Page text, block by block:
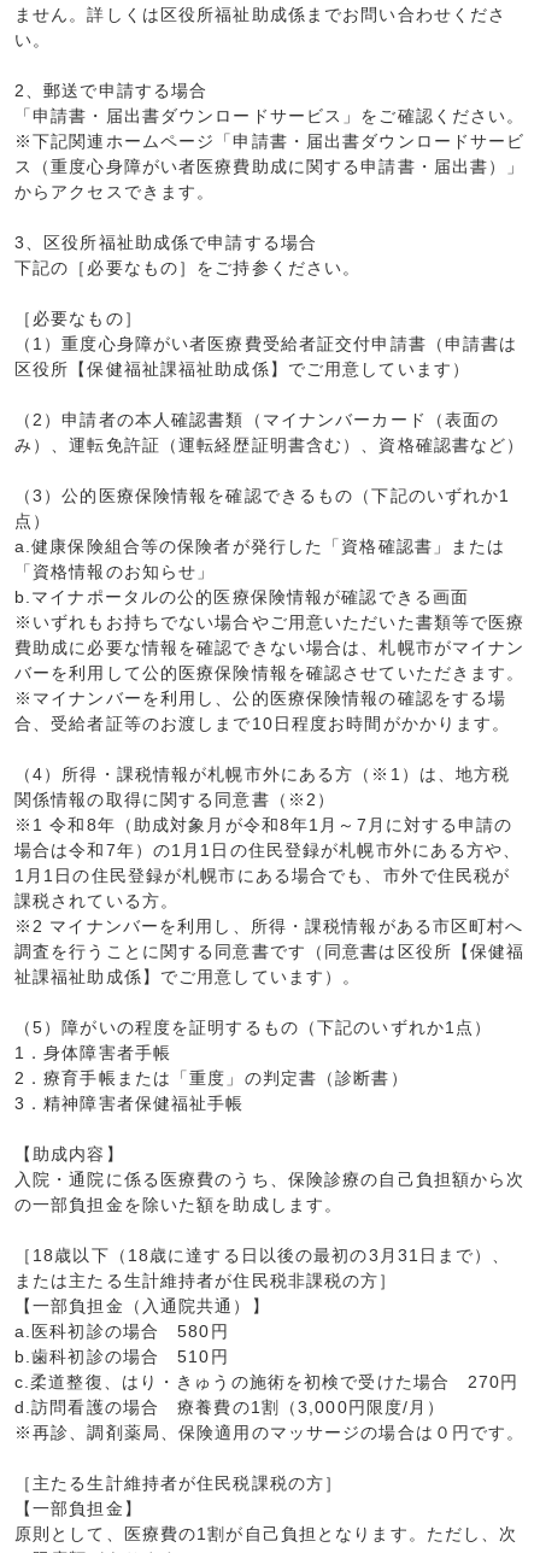
ません。詳しくは区役所福祉助成係までお問い合わせくださ
い。
2、郵送で申請する場合
「申請書・届出書ダウンロードサービス」をご確認ください。
※下記関連ホームページ「申請書・届出書ダウンロードサービ
ス（重度心身障がい者医療費助成に関する申請書・届出書）」
からアクセスできます。
3、区役所福祉助成係で申請する場合
下記の［必要なもの］をご持参ください。
［必要なもの］
（1）重度心身障がい者医療費受給者証交付申請書（申請書は
区役所【保健福祉課福祉助成係】でご用意しています）
（2）申請者の本人確認書類（マイナンバーカード（表面の
み）、運転免許証（運転経歴証明書含む）、資格確認書など）
（3）公的医療保険情報を確認できるもの（下記のいずれか1
点）
a.健康保険組合等の保険者が発行した「資格確認書」または
「資格情報のお知らせ」
b.マイナポータルの公的医療保険情報が確認できる画面
※いずれもお持ちでない場合やご用意いただいた書類等で医療
費助成に必要な情報を確認できない場合は、札幌市がマイナン
バーを利用して公的医療保険情報を確認させていただきます。
※マイナンバーを利用し、公的医療保険情報の確認をする場
合、受給者証等のお渡しまで10日程度お時間がかかります。
（4）所得・課税情報が札幌市外にある方（※1）は、地方税
関係情報の取得に関する同意書（※2）
※1 令和8年（助成対象月が令和8年1月～7月に対する申請の
場合は令和7年）の1月1日の住民登録が札幌市外にある方や、
1月1日の住民登録が札幌市にある場合でも、市外で住民税が
課税されている方。
※2 マイナンバーを利用し、所得・課税情報がある市区町村へ
調査を行うことに関する同意書です（同意書は区役所【保健福
祉課福祉助成係】でご用意しています）。
（5）障がいの程度を証明するもの（下記のいずれか1点）
1．身体障害者手帳
2．療育手帳または「重度」の判定書（診断書）
3．精神障害者保健福祉手帳
【助成内容】
入院・通院に係る医療費のうち、保険診療の自己負担額から次
の一部負担金を除いた額を助成します。
［18歳以下（18歳に達する日以後の最初の3月31日まで）、
または主たる生計維持者が住民税非課税の方］
【一部負担金（入通院共通）】
a.医科初診の場合 580円
b.歯科初診の場合 510円
c.柔道整復、はり・きゅうの施術を初検で受けた場合 270円
d.訪問看護の場合 療養費の1割（3,000円限度/月）
※再診、調剤薬局、保険適用のマッサージの場合は０円です。
［主たる生計維持者が住民税課税の方］
【一部負担金】
原則として、医療費の1割が自己負担となります。ただし、次